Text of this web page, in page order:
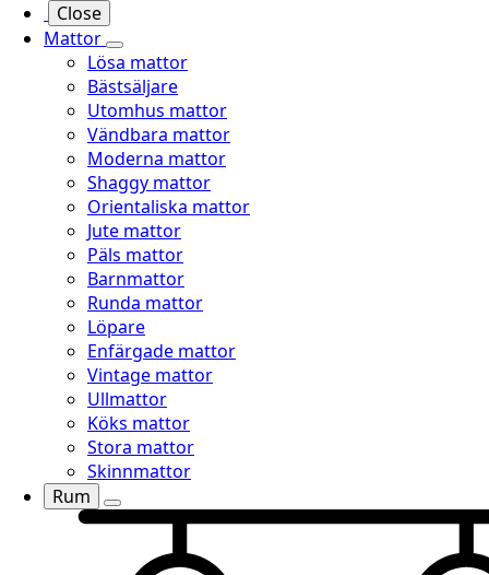
Close
Mattor
Lösa mattor
Bästsäljare
Utomhus mattor
Vändbara mattor
Moderna mattor
Shaggy mattor
Orientaliska mattor
Jute mattor
Päls mattor
Barnmattor
Runda mattor
Löpare
Enfärgade mattor
Vintage mattor
Ullmattor
Köks mattor
Stora mattor
Skinnmattor
Rum